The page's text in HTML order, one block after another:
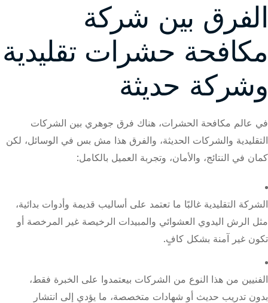
الفرق بين شركة
مكافحة حشرات تقليدية
وشركة حديثة
في عالم مكافحة الحشرات، هناك فرق جوهري بين الشركات
التقليدية والشركات الحديثة، والفرق هذا مش بس في الوسائل، لكن
كمان في النتائج، والأمان، وتجربة العميل بالكامل:
الشركة التقليدية غالبًا ما تعتمد على أساليب قديمة وأدوات بدائية،
مثل الرش اليدوي العشوائي والمبيدات الرخيصة غير المرخصة أو
تكون غير آمنة بشكل كافٍ.
الفنيين من هذا النوع من الشركات بيعتمدوا على الخبرة فقط،
بدون تدريب حديث أو شهادات متخصصة، ما يؤدي إلى انتشار